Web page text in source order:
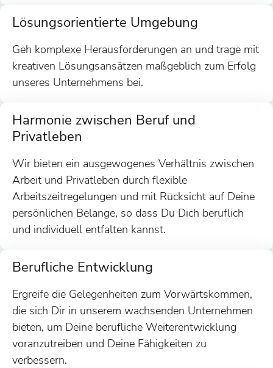
Lösungsorientierte Umgebung
Geh komplexe Herausforderungen an und trage mit
kreativen Lösungsansätzen maßgeblich zum Erfolg
unseres Unternehmens bei.
Harmonie zwischen Beruf und
Privatleben
Wir bieten ein ausgewogenes Verhältnis zwischen
Arbeit und Privatleben durch flexible
Arbeitszeitregelungen und mit Rücksicht auf Deine
persönlichen Belange, so dass Du Dich beruflich
und individuell entfalten kannst.
Berufliche Entwicklung
Ergreife die Gelegenheiten zum Vorwärtskommen,
die sich Dir in unserem wachsenden Unternehmen
bieten, um Deine berufliche Weiterentwicklung
voranzutreiben und Deine Fähigkeiten zu
verbessern.